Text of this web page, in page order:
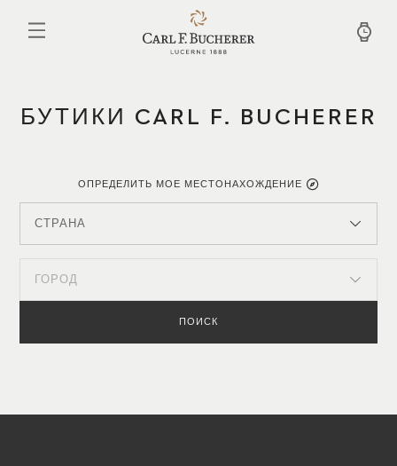
основному
БУТИКИ CARL F. BUCHERER
ОПРЕДЕЛИТЬ МОЕ МЕСТОНАХОЖДЕНИЕ
СТРАНА
ГОРОД
ПОИСК